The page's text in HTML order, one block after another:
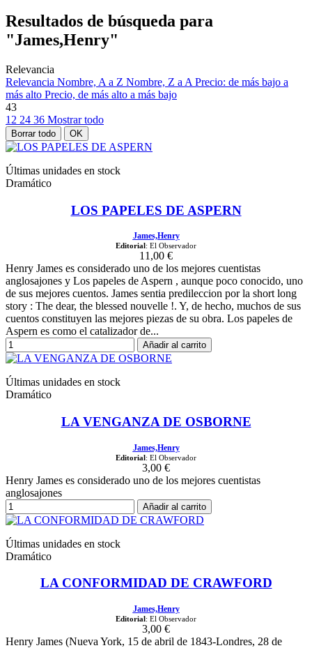
Resultados de búsqueda para
"James,Henry"
Relevancia
Relevancia Nombre, A a Z Nombre, Z a A Precio: de más bajo a
más alto Precio, de más alto a más bajo
43
12 24 36 Mostrar todo
Borrar todo OK
Últimas unidades en stock
Dramático
LOS PAPELES DE ASPERN
James,Henry
Editorial : El Observador
11,00 €
Henry James es considerado uno de los mejores cuentistas
anglosajones y Los papeles de Aspern , aunque poco conocido, uno
de sus mejores cuentos. James sentia predileccion por la short long
story : The dear, the blessed nouvelle !. Y, de hecho, muchos de sus
cuentos constituyen las mejores piezas de su obra. Los papeles de
Aspern es como el catalizador de...
Añadir al carrito
Últimas unidades en stock
Dramático
LA VENGANZA DE OSBORNE
James,Henry
Editorial: El Observador
3,00 €
Henry James es considerado uno de los mejores cuentistas
anglosajones
Añadir al carrito
Últimas unidades en stock
Dramático
LA CONFORMIDAD DE CRAWFORD
James,Henry
Editorial: El Observador
3,00 €
Henry James (Nueva York, 15 de abril de 1843-Londres, 28 de